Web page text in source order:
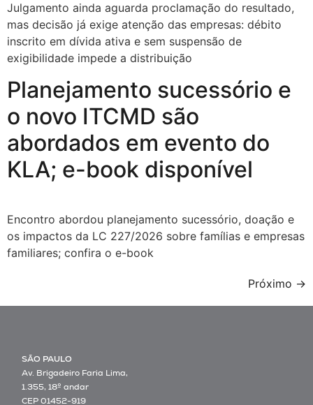
Julgamento ainda aguarda proclamação do resultado,
mas decisão já exige atenção das empresas: débito
inscrito em dívida ativa e sem suspensão de
exigibilidade impede a distribuição
Planejamento sucessório e
o novo ITCMD são
abordados em evento do
KLA; e-book disponível
Encontro abordou planejamento sucessório, doação e
os impactos da LC 227/2026 sobre famílias e empresas
familiares; confira o e-book
Próximo →
SÃO PAULO
Av. Brigadeiro Faria Lima,
1.355, 18º andar
CEP 01452-919